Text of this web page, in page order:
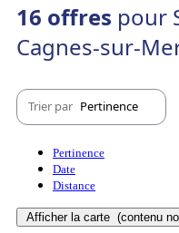
16 offres pour
Cagnes-sur-
Trier par Pertinence
Pertinence
Date
Distance
Afficher la carte (contenu